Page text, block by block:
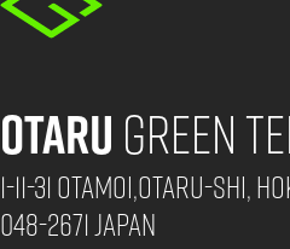
Otaru Green
1-11-31 Otamoi,Otaru-shi,
048-2671 Japan